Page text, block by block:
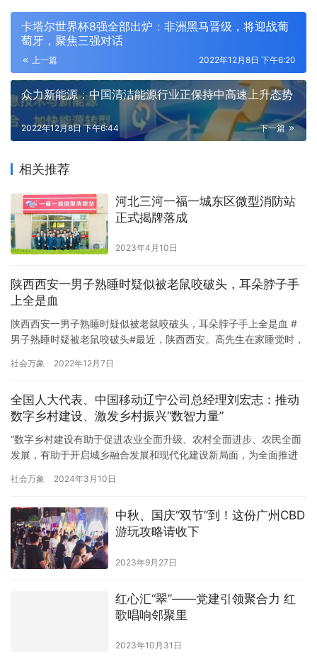
卡塔尔世界杯8强全部出炉：非洲黑马晋级，将迎战葡
萄牙，聚焦三强对话
上一篇 2022年12月8日 下午6:20
众力新能源：中国清洁能源行业正保持中高速上升态势
下一篇
2022年12月8日 下午6:44
相关推荐
河北三河一福一城东区微型消防站
正式揭牌落成
2023年4月10日
陕西西安一男子熟睡时疑似被老鼠咬破头，耳朵脖子手
上全是血
陕西西安一男子熟睡时疑似被老鼠咬破头，耳朵脖子手上全是血 #
男子熟睡时疑被老鼠咬破头#最近，陕西西安。高先生在家睡觉时，
咬了好几下，后脑勺也碎了。当时他在枕头旁边发现了一颗老鼠
打了破伤风和狂犬病，过几天准备打出血热疫苗。现在在亲戚家领
养了一只猫…
社会万象 2022年12月7日
全国人大代表、中国移动辽宁公司总经理刘宏志：推动
数字乡村建设、激发乡村振兴“数智力量”
“数字乡村建设有助于促进农业全面升级、农村全面进步、农民全面
发展，有助于开启城乡融合发展和现代化建设新局面，为全面推进
能。”全国人大代表，中国移动辽宁公司党委书记、董事长、总经理
字经济，促进数字经济和实体经济深度融合”“全面推进乡村振兴”。
去…
社会万象 2024年3月10日
中秋、国庆“双节”到！这份广州CBD
游玩攻略请收下
2023年9月27日
红心汇“翠”——党建引领聚合力 红
歌唱响邻聚里
2023年10月31日